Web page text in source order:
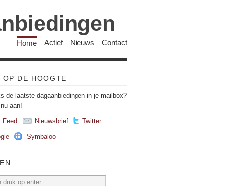
Home Actief Nieuws Contact
OP DE HOOGTE
de laatste dagaanbiedingen in je mailbox?
aan!
Feed Nieuwsbrief Twitter
Symbaloo